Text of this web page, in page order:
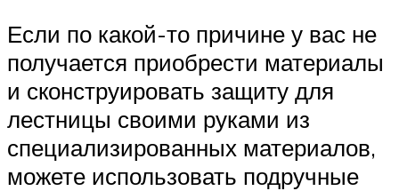
Если по какой-то причине у вас не
получается приобрести материалы
и сконструировать защиту для
лестницы своими руками из
специализированных материалов,
можете использовать подручные